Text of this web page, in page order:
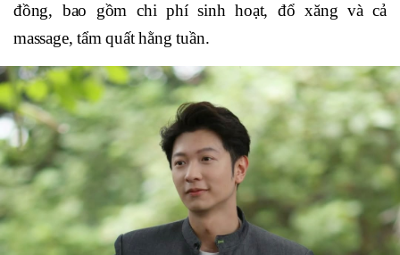
đồng, bao gồm chi phí sinh hoạt, đổ xăng và cả
massage, tẩm quất hằng tuần.